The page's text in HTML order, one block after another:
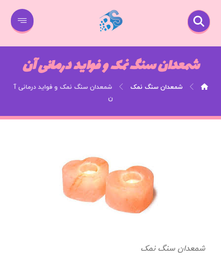
شمعدان سنگ نمک و فواید درمانی آن
شمعدان سنگ نمک
شمعدان سنگ نمک و فواید درمانی آ
ن
شمعدان سنگ نمک